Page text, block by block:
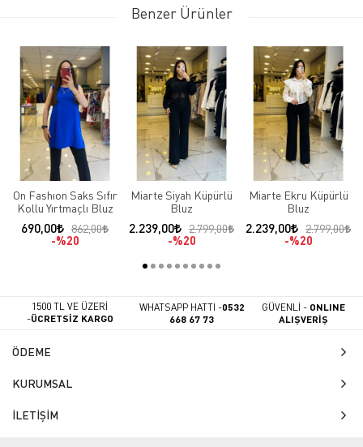
Benzer Ürünler
On Fashıon Saks Sıfır
Kollu Yırtmaçlı Bluz
690,00
862,00
%20
Miarte Siyah Küpürlü
Bluz
2.239,00
2.799,00
%20
Miarte Ekru Küpürlü
Bluz
2.239,00
2.799,00
%20
1500 TL VE ÜZERİ
-ÜCRETSİZ KARGO
WHATSAPP HATTI -0532
668 67 73
GÜVENLİ - ONLINE
ALIŞVERİŞ
ÖDEME
KURUMSAL
İLETİŞİM